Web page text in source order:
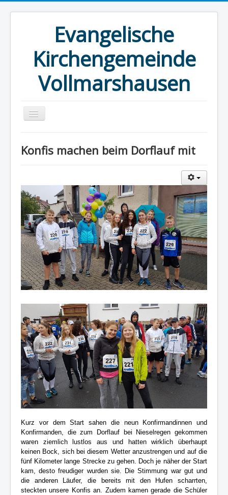
Evangelische
Kirchengemeinde
Vollmarshausen
Kirche
Gemeindehaus
Angebote
Blick über den Tellerrand
Konfirmandenarbeit
Förderkreis
Kinder- und Jugendarbeit
Impressum
Aktuelle Seite: Startseite
Konfirmandenarbeit
Konfis machen beim Dorflauf mit
Konfis machen beim Dorflauf mit
Kurz vor dem Start sahen die neun Konfirmandinnen und
Konfirmanden, die zum Dorflauf bei Nieselregen gekommen
waren ziemlich lustlos aus und hatten wirklich überhaupt
keinen Bock, sich bei diesem Wetter anzustrengen und auf die
fünf Kilometer lange Strecke zu gehen. Doch je näher der Start
kam, desto freudiger wurden sie. Die Stimmung war gut und
die anderen Läufer, die bereits mit den Hufen scharrten,
steckten unsere Konfis an. Zudem kamen gerade die Schüler